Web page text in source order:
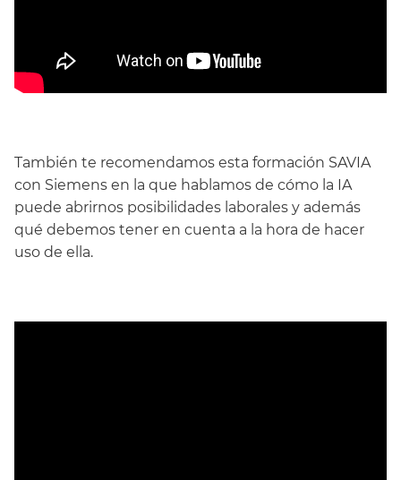
También te recomendamos esta formación SAVIA
con Siemens en la que hablamos de cómo la IA
puede abrirnos posibilidades laborales y además
qué debemos tener en cuenta a la hora de hacer
uso de ella.